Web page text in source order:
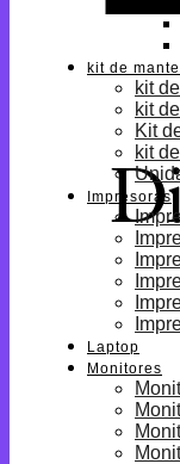
kit de
kit
kit
Kit
kit
Impresoras
Laptop
Monitores